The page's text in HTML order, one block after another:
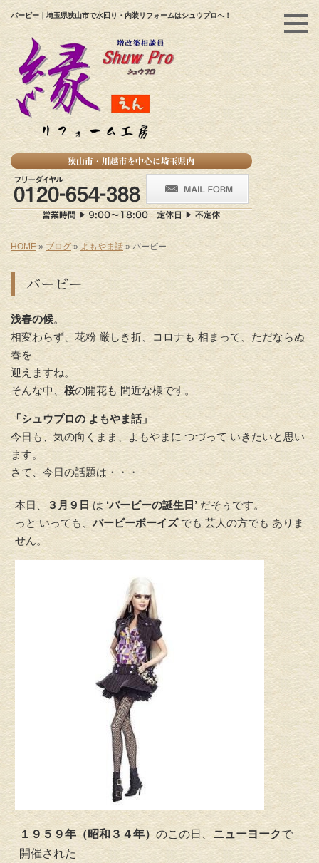
バービー｜埼玉県狭山市で水回り・内装リフォームはシュウプロへ！
HOME » ブログ» よもやま話 » バービー
バービー
浅春の候。
相変わらず、花粉 厳しき折、コロナも 相まって、ただならぬ
春を
迎えますね。
そんな中、 桜の開花も 間近な様です。
「シュウプロの よもやま話」
今日も、気の向くまま、よもやまに つづって いきたいと思い
ます。
さて、今日の話題は・・・
本日、 ３月９日 は ‘バービーの誕生日’ だそぅです。
っと いっても、バービーボーイズでも 芸人の方でも ありま
せん。
１９５９年（昭和３４年）のこの日、ニューヨークで
開催された